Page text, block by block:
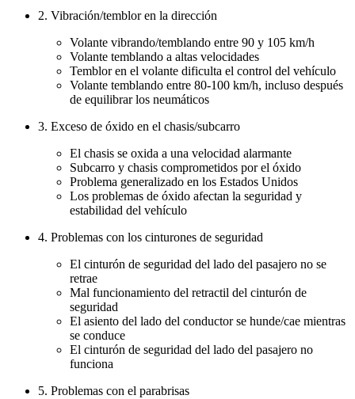
2. Vibración/temblor en la dirección
Volante vibrando/temblando entre 90 y 105 km/h
Volante temblando a altas velocidades
Temblor en el volante dificulta el control del vehículo
Volante temblando entre 80-100 km/h, incluso después
de equilibrar los neumáticos
3. Exceso de óxido en el chasis/subcarro
El chasis se oxida a una velocidad alarmante
Subcarro y chasis comprometidos por el óxido
Problema generalizado en los Estados Unidos
Los problemas de óxido afectan la seguridad y
estabilidad del vehículo
4. Problemas con los cinturones de seguridad
El cinturón de seguridad del lado del pasajero no se
retrae
Mal funcionamiento del retractil del cinturón de
seguridad
El asiento del lado del conductor se hunde/cae mientras
se conduce
El cinturón de seguridad del lado del pasajero no
funciona
5. Problemas con el parabrisas